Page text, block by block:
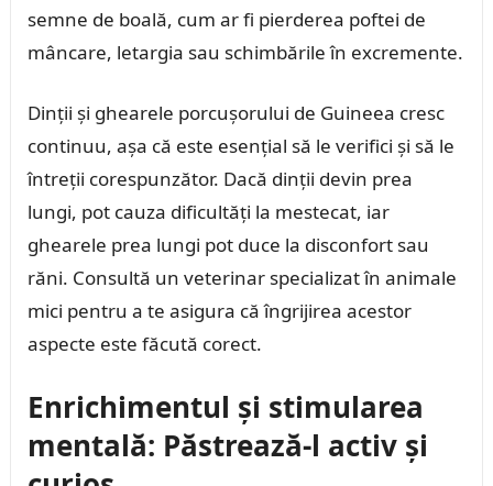
semne de boală, cum ar fi pierderea poftei de
mâncare, letargia sau schimbările în excremente.
Dinții și ghearele porcușorului de Guineea cresc
continuu, așa că este esențial să le verifici și să le
întreții corespunzător. Dacă dinții devin prea
lungi, pot cauza dificultăți la mestecat, iar
ghearele prea lungi pot duce la disconfort sau
răni. Consultă un veterinar specializat în animale
mici pentru a te asigura că îngrijirea acestor
aspecte este făcută corect.
Enrichimentul și stimularea
mentală: Păstrează-l activ și